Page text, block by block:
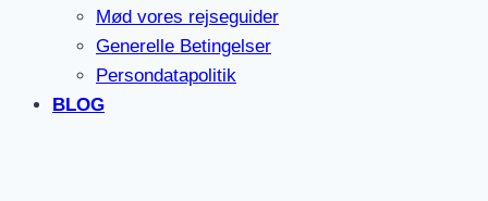
Mød vores rejseguider
Generelle Betingelser
Persondatapolitik
BLOG